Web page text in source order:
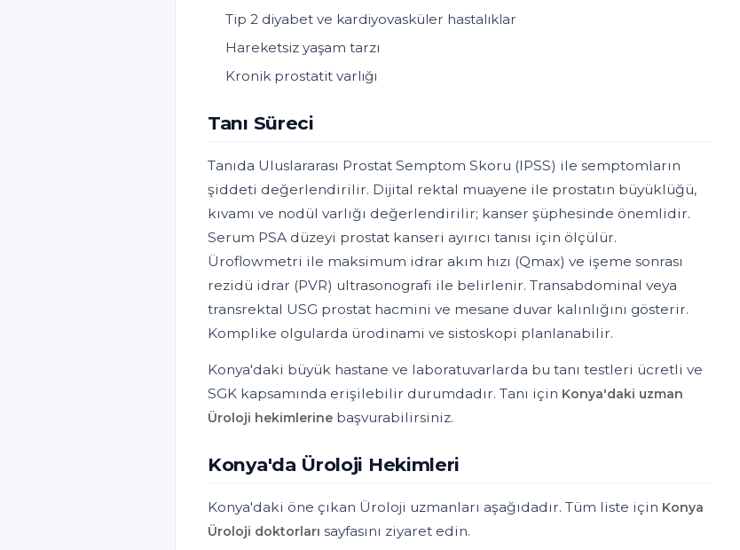
Tip 2 diyabet ve kardiyovasküler hastalıklar
Hareketsiz yaşam tarzı
Kronik prostatit varlığı
Tanı Süreci
Tanıda Uluslararası Prostat Semptom Skoru (IPSS) ile semptomların
şiddeti değerlendirilir. Dijital rektal muayene ile prostatın büyüklüğü,
kıvamı ve nodül varlığı değerlendirilir; kanser şüphesinde önemlidir.
Serum PSA düzeyi prostat kanseri ayırıcı tanısı için ölçülür.
Üroflowmetri ile maksimum idrar akım hızı (Qmax) ve işeme sonrası
rezidü idrar (PVR) ultrasonografi ile belirlenir. Transabdominal veya
transrektal USG prostat hacmini ve mesane duvar kalınlığını gösterir.
Komplike olgularda ürodinami ve sistoskopi planlanabilir.
Konya'daki büyük hastane ve laboratuvarlarda bu tanı testleri ücretli ve
SGK kapsamında erişilebilir durumdadır. Tanı için Konya'daki uzman
Üroloji hekimlerine başvurabilirsiniz.
Konya'da Üroloji Hekimleri
Konya'daki öne çıkan Üroloji uzmanları aşağıdadır. Tüm liste için Konya
Üroloji doktorları sayfasını ziyaret edin.